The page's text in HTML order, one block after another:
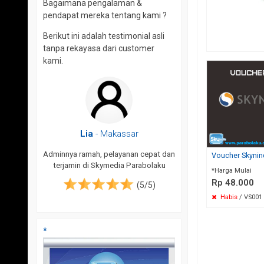
Voucher
*Harga Mulai
Rp 48.000
Habis / VS001
Bagaimana pengalaman &
pendapat mereka tentang kami ?
Berikut ini adalah testimonial asli
tanpa rekayasa dari customer
kami.
cepat dan
Parabolaku
Nefriel - Kayubet, kab. Banggai
Terima kasih Skymedia Parabolaku,
pelayanan sangat cepat
Sangat cepet,
*